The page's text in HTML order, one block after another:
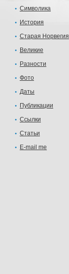
Символика
История
Старая Норвегия
Великие
Разности
Фото
Даты
Публикации
Ссылки
Статьи
E-mail me